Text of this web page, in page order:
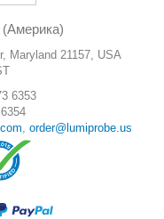
(Америка)
Maryland 21157, USA
6353
, order@lumiprobe.us